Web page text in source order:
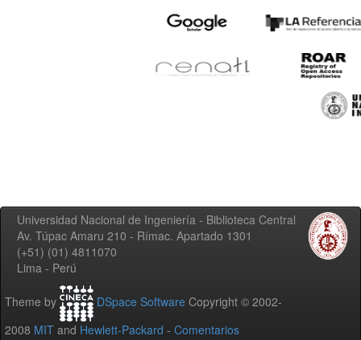
Universidad Nacional de Ingeniería - Biblioteca Central
Av. Túpac Amaru 210 - Rímac. Apartado 1301
(+51) (01) 4811070
Lima - Perú
Theme by DSpace Software Copyright © 2002-
2008 MIT and Hewlett-Packard - Comentarios